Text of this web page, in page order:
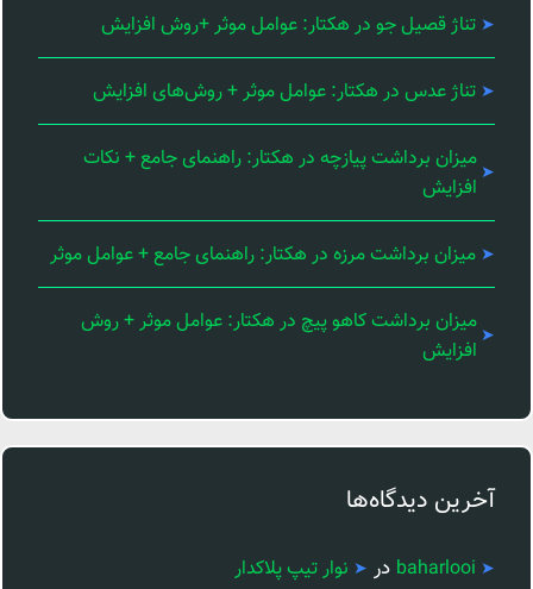
تناژ قصیل جو در هکتار: عوامل موثر +روش افزایش
تناژ عدس در هکتار: عوامل موثر + روش‌های افزایش
میزان برداشت پیازچه در هکتار: راهنمای جامع + نکات
افزایش
میزان برداشت مرزه در هکتار: راهنمای جامع + عوامل موثر
میزان برداشت کاهو پیچ در هکتار: عوامل موثر + روش
افزایش
آخرین دیدگاه‌ها
baharlooi در
نوار تیپ پلاکدار